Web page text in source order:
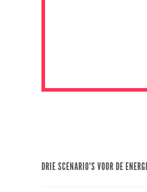
DRIE SCENARIO'S VOOR DE